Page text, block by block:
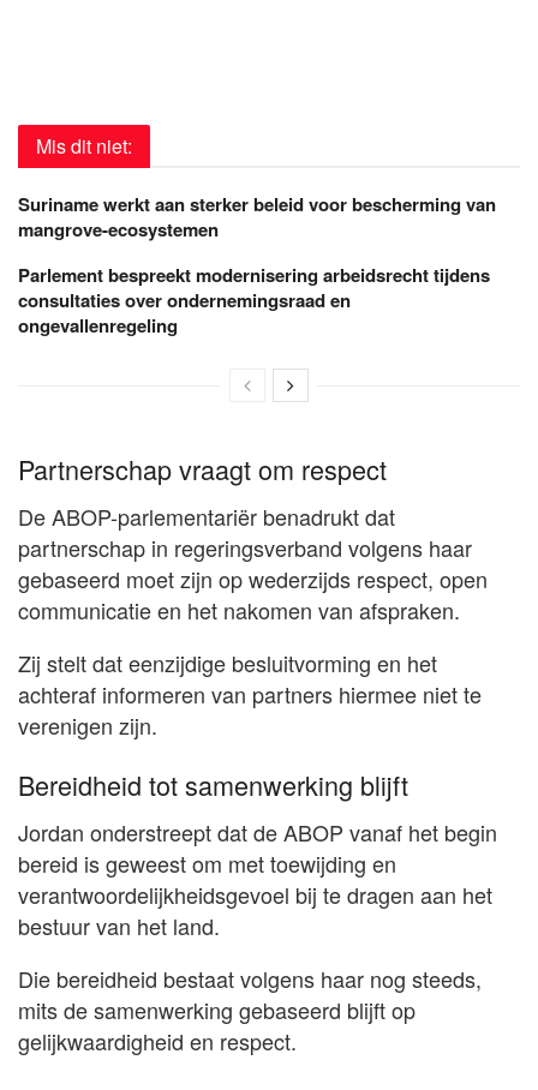
Mis dit niet:
Suriname werkt aan sterker beleid voor bescherming van
mangrove-ecosystemen
Parlement bespreekt modernisering arbeidsrecht tijdens
consultaties over ondernemingsraad en
ongevallenregeling
Partnerschap vraagt om respect
De ABOP-parlementariër benadrukt dat
partnerschap in regeringsverband volgens haar
gebaseerd moet zijn op wederzijds respect, open
communicatie en het nakomen van afspraken.
Zij stelt dat eenzijdige besluitvorming en het
achteraf informeren van partners hiermee niet te
verenigen zijn.
Bereidheid tot samenwerking blijft
Jordan onderstreept dat de ABOP vanaf het begin
bereid is geweest om met toewijding en
verantwoordelijkheidsgevoel bij te dragen aan het
bestuur van het land.
Die bereidheid bestaat volgens haar nog steeds,
mits de samenwerking gebaseerd blijft op
gelijkwaardigheid en respect.